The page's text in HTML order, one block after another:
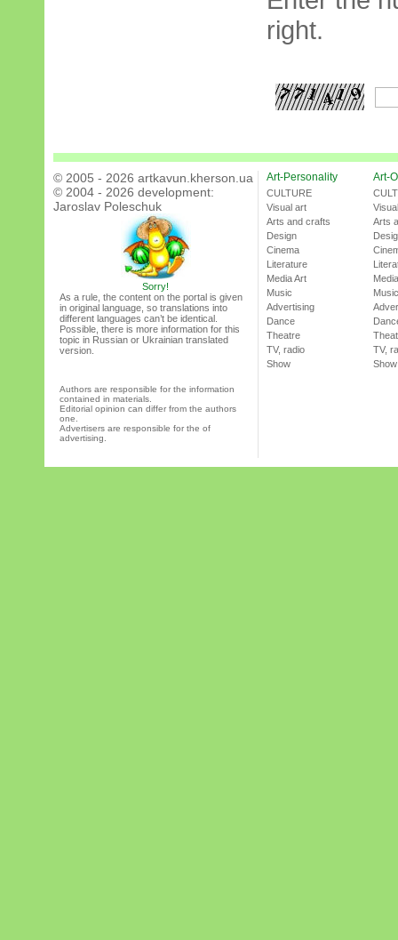
right.
© 2005 - 2026 artkavun.kherson.ua
© 2004 - 2026 development:
Jaroslav Poleschuk
Sorry!
As a rule, the content on the portal is given
in original language, so translations into
different languages can’t be identical.
Possible, there is more information for this
topic in Russian or Ukrainian translated
version.
Authors are responsible for the information
contained in materials.
Editorial opinion can differ from the authors
one.
Advertisers are responsible for the of
advertising.
Art-Personality
CULTURE
Visual art
Arts and crafts
Design
Cinema
Literature
Media Art
Music
Advertising
Dance
Theatre
TV, radio
Show
Art-
Arts
Music
TV,
Show